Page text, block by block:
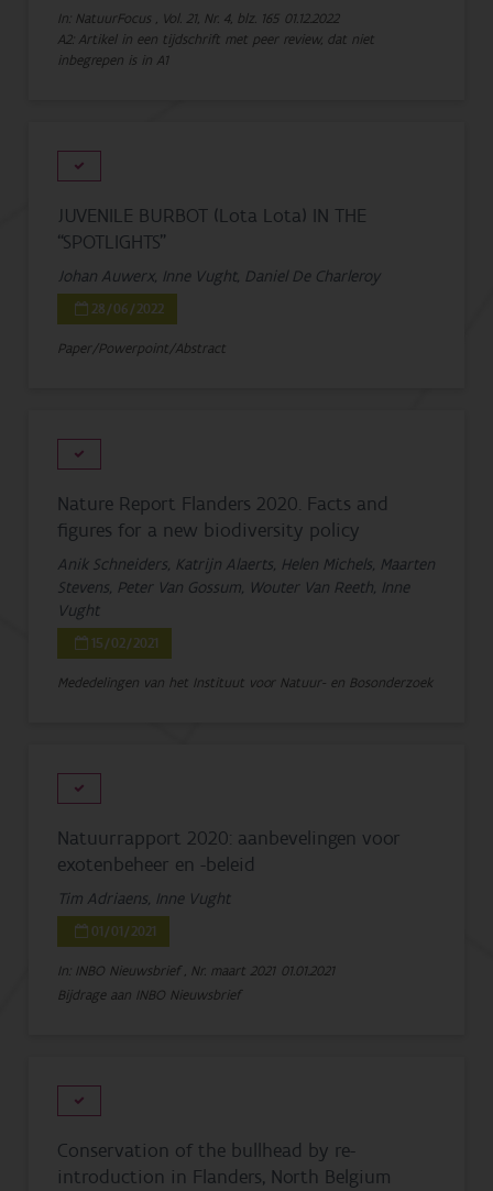
In: NatuurFocus , Vol. 21, Nr. 4, blz. 165 01.12.2022
A2: Artikel in een tijdschrift met peer review, dat niet
inbegrepen is in A1
JUVENILE BURBOT (Lota Lota) IN THE
“SPOTLIGHTS”
Johan Auwerx, Inne Vught, Daniel De Charleroy
28/06/2022
Paper/Powerpoint/Abstract
Nature Report Flanders 2020. Facts and
figures for a new biodiversity policy
Anik Schneiders, Katrijn Alaerts, Helen Michels, Maarten
Stevens, Peter Van Gossum, Wouter Van Reeth, Inne
Vught
15/02/2021
Mededelingen van het Instituut voor Natuur- en Bosonderzoek
Natuurrapport 2020: aanbevelingen voor
exotenbeheer en -beleid
Tim Adriaens, Inne Vught
01/01/2021
In: INBO Nieuwsbrief , Nr. maart 2021 01.01.2021
Bijdrage aan INBO Nieuwsbrief
Conservation of the bullhead by re-
introduction in Flanders, North Belgium